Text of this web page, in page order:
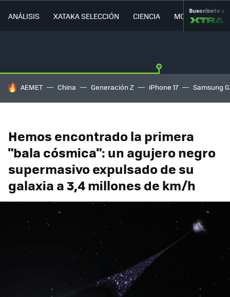
ANÁLISIS XATAKA SELECCIÓN CIENCIA MOVILIDAD
Suscríbete a
HOY SE HABLA DE
AEMET China Generación Z iPhone 17 Samsung
Hemos encontrado la primera
"bala cósmica": un agujero negro
supermasivo expulsado de su
galaxia a 3,4 millones de km/h